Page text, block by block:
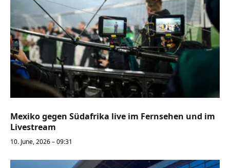
Mexiko gegen Südafrika live im Fernsehen und im
Livestream
10. June, 2026 – 09:31